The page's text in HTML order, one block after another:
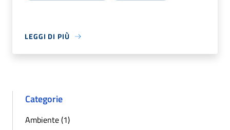
LEGGI DI PIÙ
Categorie
Ambiente (1)